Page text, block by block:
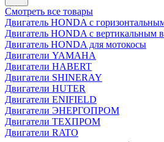
Смотреть все товары
Двигатель HONDA с
Двигатель HONDA с вертикальным
Двигатель HONDA для мотокосы
Двигатели YAMAHA
Двигатели HABERT
Двигатели SHINERAY
Двигатели HUTER
Двигатели ENIFIELD
Двигатели ЭНЕРГОПРОМ
Двигатели ТЕХПРОМ
Двигатели RATO